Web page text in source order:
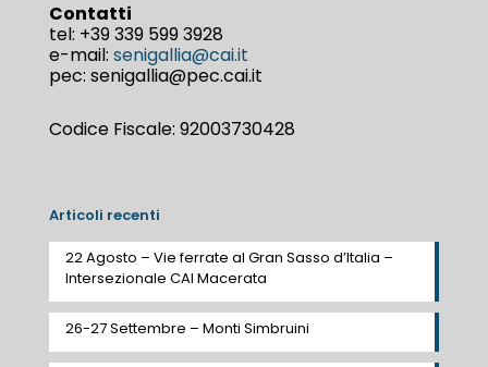
Contatti
tel: +39 339 599 3928
e-mail: senigallia@cai.it
pec: senigallia@pec.cai.it
Codice Fiscale: 92003730428
Articoli recenti
22 Agosto – Vie ferrate al Gran Sasso d’Italia –
Intersezionale CAI Macerata
26-27 Settembre – Monti Simbruini